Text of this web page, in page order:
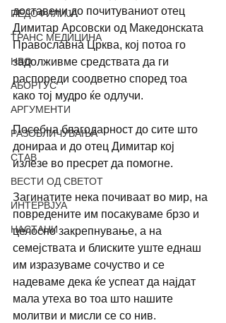
ПЕДОФИЛИЈА
ТРАНС МЕДИЦИНА
НВО
АБОРТУС
АРГУМЕНТИ
РАЗОБЛИЧУВАЊА
СТАВ
ВЕСТИ ОД СВЕТОТ
ИНТЕРВЈУА
НАСТАНИ
доставени до почитуваниот отец
Димитар Арсовски од Македонската
Православна Црква, кој потоа го
задолживме средствата да ги
распореди соодветно според тоа
како тој мудро ќе одлучи.
Посебна благодарност до сите што
донираа и до отец Димитар кој
излезе во пресрет да помогне.
Загинатите нека почиваат во мир, на
повредените им посакуваме брзо и
целосно закрепнување, а на
семејствата и блиските уште еднаш
им изразуваме сочуство и се
надеваме дека ќе успеат да најдат
мала утеха во тоа што нашите
молитви и мисли се со нив.